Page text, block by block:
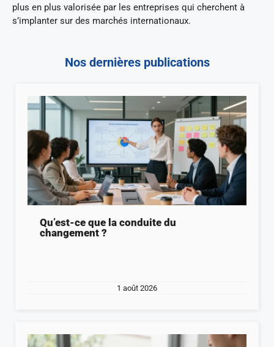
plus en plus valorisée par les entreprises qui cherchent à
s’implanter sur des marchés internationaux.
Nos dernières publications
Qu’est-ce que la conduite du
changement ?
1 août 2026